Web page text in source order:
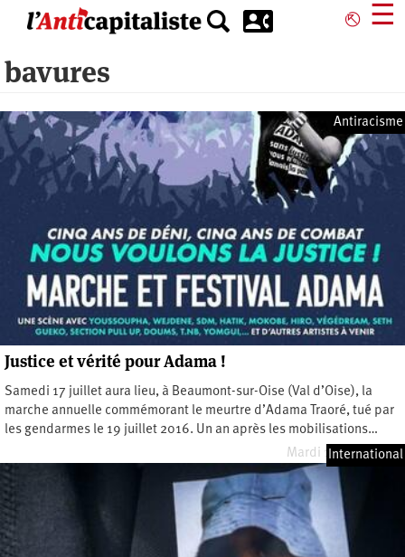
principal
⎋ ☰
bavures
Antiracisme
Justice et vérité pour Adama !
Samedi 17 juillet aura lieu, à Beaumont-sur-Oise (Val d’Oise), la
marche annuelle commémorant le meurtre d’Adama Traoré, tué par
les gendarmes le 19 juillet 2016. Un an après les mobilisations…
Mardi 13 juillet 2021
International